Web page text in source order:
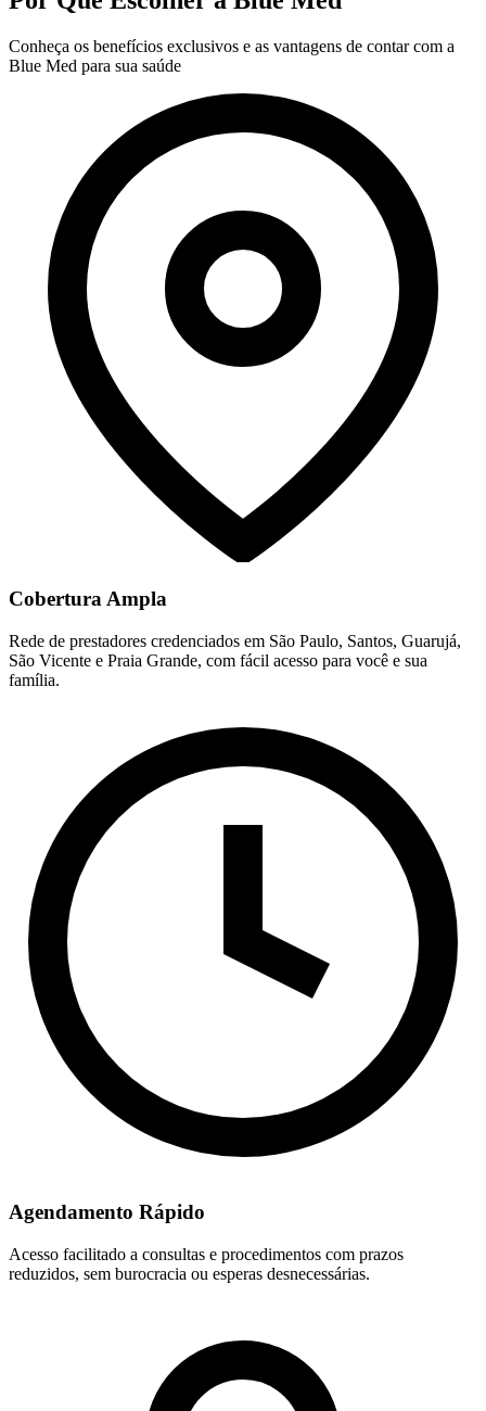
Conheça os benefícios exclusivos e as vantagens de contar com a
Blue Med para sua saúde
Cobertura Ampla
Rede de prestadores credenciados em São Paulo, Santos, Guarujá,
São Vicente e Praia Grande, com fácil acesso para você e sua
família.
Agendamento Rápido
Acesso facilitado a consultas e procedimentos com prazos
reduzidos, sem burocracia ou esperas desnecessárias.